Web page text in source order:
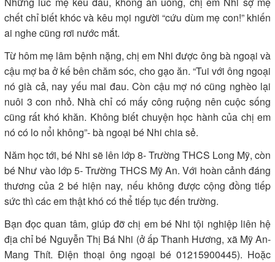
chết chỉ biết khóc và kêu mọi người “cứu dùm mẹ con!” khiến
ai nghe cũng rơi nước mắt.
Từ hôm mẹ lâm bệnh nặng, chị em Nhi được ông bà ngoại và
cậu mợ ba ở kế bên chăm sóc, cho gạo ăn. “Tui với ông ngoại
nó già cả, nay yếu mai đau. Còn cậu mợ nó cũng nghèo lại
nuôi 3 con nhỏ. Nhà chỉ có mấy công ruộng nên cuộc sống
cũng rất khó khăn. Không biết chuyện học hành của chị em
nó có lo nổi không”- bà ngoại bé Nhi chia sẻ.
Năm học tới, bé Nhi sẽ lên lớp 8- Trường THCS Long Mỹ, còn
bé Như vào lớp 5- Trường THCS Mỹ An. Với hoàn cảnh đáng
thương của 2 bé hiện nay, nếu không được cộng đồng tiếp
sức thì các em thật khó có thể tiếp tục đến trường.
Bạn đọc quan tâm, giúp đỡ chị em bé Nhi tội nghiệp liên hệ
địa chỉ bé Nguyễn Thị Bá Nhi (ở ấp Thanh Hương, xã Mỹ An-
Mang Thít. Điện thoại ông ngoại bé 01215900445). Hoặc